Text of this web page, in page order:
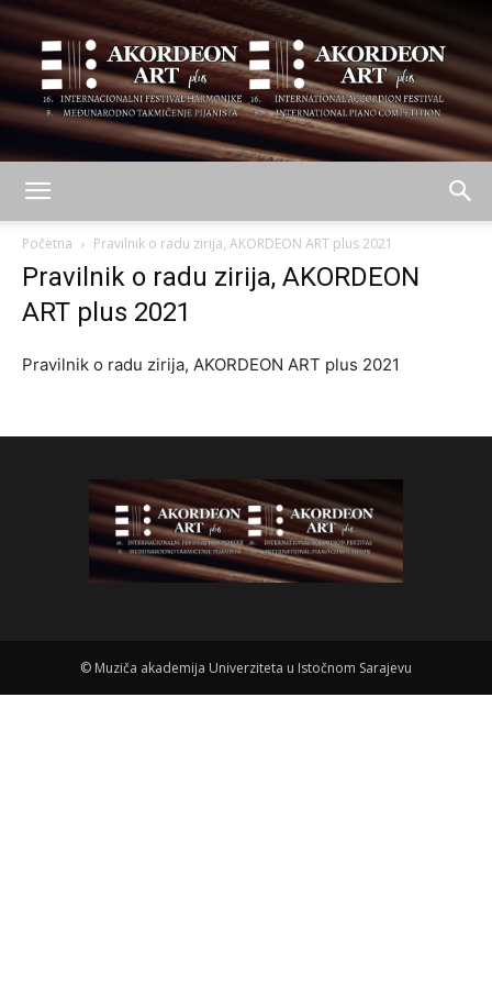
Početna Pravilnik o radu zirija, AKORDEON ART plus 2021
Pravilnik o radu zirija, AKORDEON
ART plus 2021
Pravilnik o radu zirija, AKORDEON ART plus 2021
© Muziča akademija Univerziteta u Istočnom Sarajevu